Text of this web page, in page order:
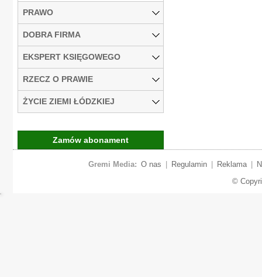
PRAWO
DOBRA FIRMA
EKSPERT KSIĘGOWEGO
RZECZ O PRAWIE
ŻYCIE ZIEMI ŁÓDZKIEJ
Zamów abonament
Gremi Media: O nas Regulamin Reklama
©